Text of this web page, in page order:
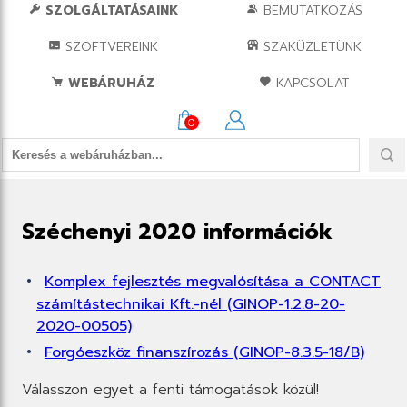
SZOLGÁLTATÁSAINK
BEMUTATKOZÁS
SZOFTVEREINK
SZAKÜZLETÜNK
WEBÁRUHÁZ
KAPCSOLAT
0
Széchenyi 2020 információk
Komplex fejlesztés megvalósítása a CONTACT
számítástechnikai Kft.-nél (GINOP-1.2.8-20-
2020-00505)
Forgóeszköz finanszírozás (GINOP-8.3.5-18/B)
Válasszon egyet a fenti támogatások közül!